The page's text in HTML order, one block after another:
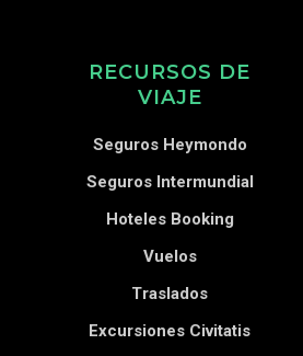
RECURSOS DE
VIAJE
Seguros Heymondo
Seguros Intermundial
Hoteles Booking
Vuelos
Traslados
Excursiones Civitatis